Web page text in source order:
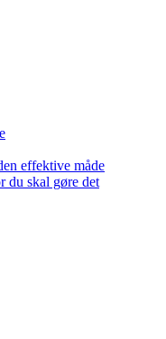
effektive måde
du skal gøre det